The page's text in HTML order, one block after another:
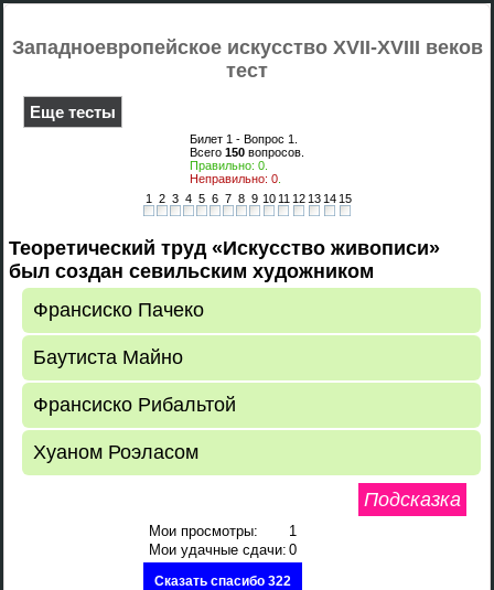
Западноевропейское искусство XVII-XVIII веков
тест
Еще тесты
Билет 1 - Вопрос 1
Всего 150 вопросов.
Правильно: 0
Неправильно: 0
1
2 3 4 5 6 7 8 9 10 11 12 13 14 15
Теоретический труд «Искусство живописи»
был создан севильским художником
Франсиско Пачеко
Баутиста Майно
Франсиско Рибальтой
Хуаном Роэласом
Подсказка
Мои просмотры:
1
Мои удачные сдачи: 0
Сказать спасибо 322